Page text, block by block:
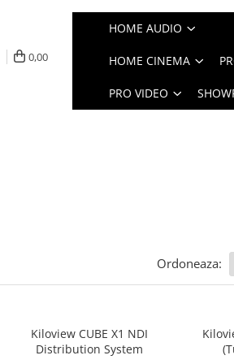
0,00
HOME AUDIO
HOME CINEMA
PRO VIDEO
Ordoneaza:
Kiloview CUBE X1 NDI
Distribution System